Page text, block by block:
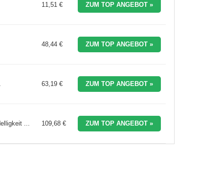
11,51 € ZUM TOP ANGEBOT »
48,44 € ZUM TOP ANGEBOT »
63,19 € ZUM TOP ANGEBOT »
... 109,68 € ZUM TOP ANGEBOT »